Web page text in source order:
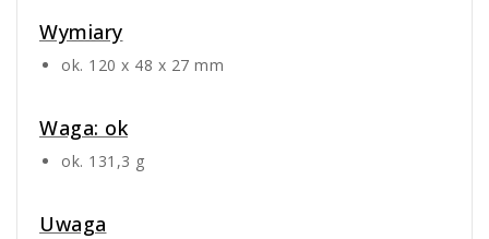
Wymiary
ok. 120 x 48 x 27 mm
Waga: ok
ok. 131,3 g
Uwaga